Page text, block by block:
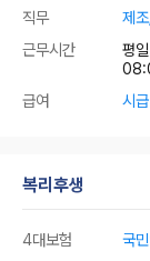
직무
제
근무시간
평
급여
시급
복리후생
4대보험 국